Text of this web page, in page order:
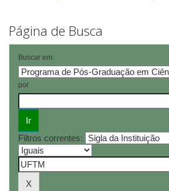
Página de Busca
Buscar em:
por
Filtros correntes: